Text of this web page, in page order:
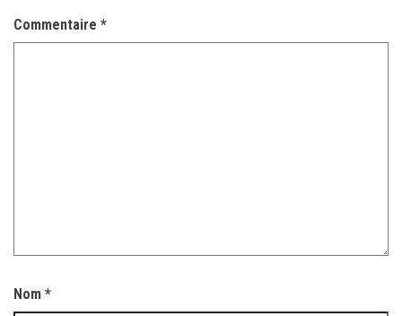
Commentaire *
Nom *